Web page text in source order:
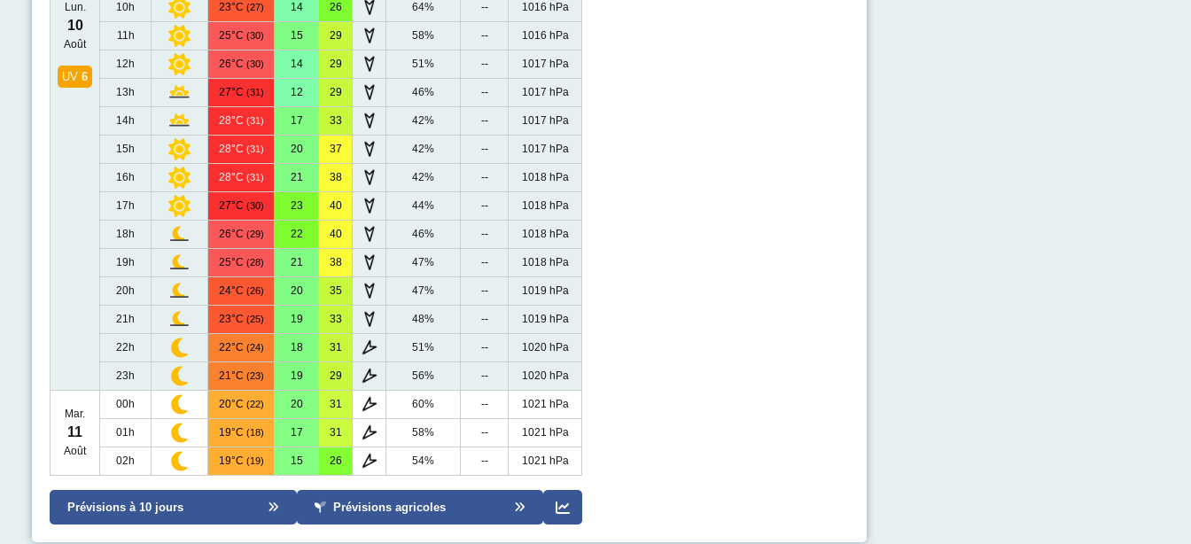
Lun.
10
Août
UV 6
10h 23°C (27) 14 26 64% -- 1016 hPa
11h 25°C (30) 15 29 58% -- 1016 hPa
12h 26°C (30) 14 29 51% -- 1017 hPa
13h 27°C (31) 12 29 46% -- 1017 hPa
14h 28°C (31) 17 33 42% -- 1017 hPa
15h 28°C (31) 20 37 42% -- 1017 hPa
16h 28°C (31) 21 38 42% -- 1018 hPa
17h 27°C (30) 23 40 44% -- 1018 hPa
18h 26°C (29) 22 40 46% -- 1018 hPa
19h 25°C (28) 21 38 47% -- 1018 hPa
20h 24°C (26) 20 35 47% -- 1019 hPa
21h 23°C (25) 19 33 48% -- 1019 hPa
22h 22°C (24) 18 31 51% -- 1020 hPa
23h 21°C (23) 19 29 56% -- 1020 hPa
Mar.
11
Août
00h 20°C (22) 20 31 60% -- 1021 hPa
01h 19°C (18) 17 31 58% -- 1021 hPa
02h 19°C (19) 15 26 54% -- 1021 hPa
Prévisions à 10 jours Prévisions agricoles